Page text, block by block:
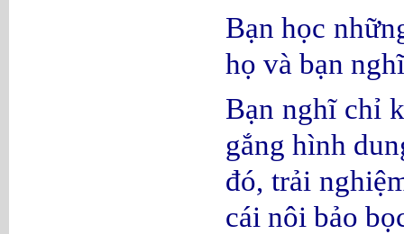
Bạn học
họ và bạn
Bạn nghĩ chỉ
gắng hình
đó, trải
cái nôi bảo